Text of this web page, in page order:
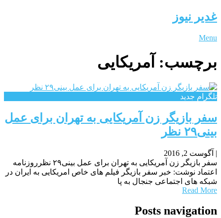
غدیر نیوز
Menu
برچسب: آمریکایی
تلگرام جدید
سفر بازیگر زن آمریکایی به تهران برای عمل
بینی۲۹ نظر
| آگوست 2, 2016
سفر بازیگر زن آمریکایی به تهران برای عمل بینی۲۹ نظرروزنامه
اعتماد نوشت: خبر سفر بازیگر فیلم های خاص امریکایی به ایران در
شبکه های اجتماعی جنجال به پا
Read More
Posts navigation